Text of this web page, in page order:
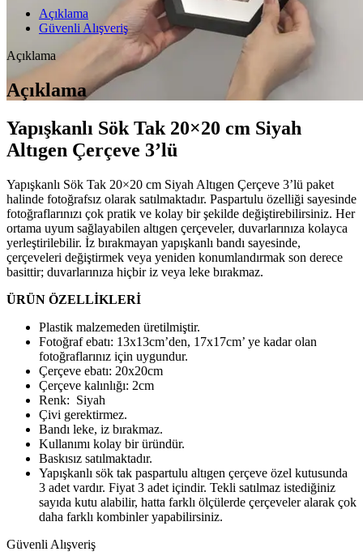
Açıklama
Güvenli Alışveriş
Açıklama
Açıklama
Yapışkanlı Sök Tak 20×20 cm Siyah
Altıgen Çerçeve 3’lü
Yapışkanlı Sök Tak 20×20 cm Siyah Altıgen Çerçeve 3’lü paket
halinde fotoğrafsız olarak satılmaktadır. Paspartulu özelliği sayesinde
fotoğraflarınızı çok pratik ve kolay bir şekilde değiştirebilirsiniz. Her
ortama uyum sağlayabilen altıgen çerçeveler, duvarlarınıza kolayca
yerleştirilebilir. İz bırakmayan yapışkanlı bandı sayesinde,
çerçeveleri değiştirmek veya yeniden konumlandırmak son derece
basittir; duvarlarınıza hiçbir iz veya leke bırakmaz.
ÜRÜN ÖZELLİKLERİ
Plastik malzemeden üretilmiştir.
Fotoğraf ebatı: 13x13cm’den, 17x17cm’ ye kadar olan
fotoğraflarınız için uygundur.
Çerçeve ebatı: 20x20cm
Çerçeve kalınlığı: 2cm
Renk: Siyah
Çivi gerektirmez.
Bandı leke, iz bırakmaz.
Kullanımı kolay bir üründür.
Baskısız satılmaktadır.
Yapışkanlı sök tak paspartulu altıgen çerçeve özel kutusunda
3 adet vardır. Fiyat 3 adet içindir. Tekli satılmaz istediğiniz
sayıda kutu alabilir, hatta farklı ölçülerde çerçeveler alarak çok
daha farklı kombinler yapabilirsiniz.
Güvenli Alışveriş